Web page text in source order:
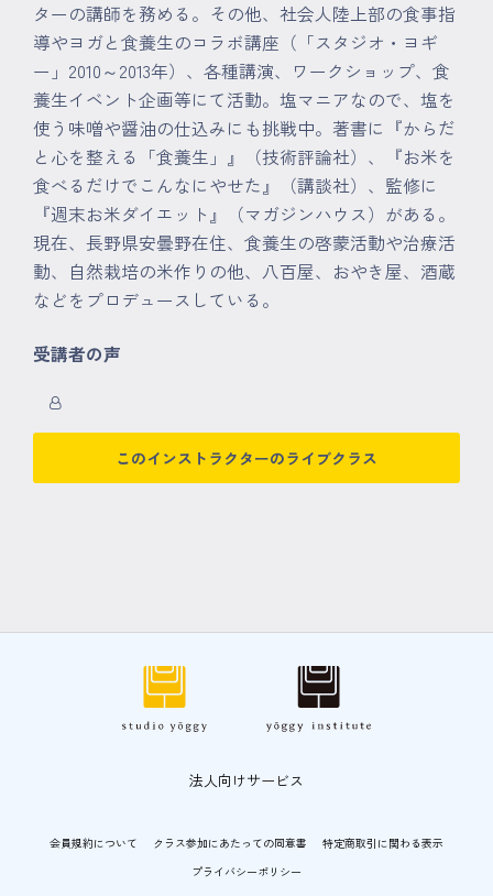
ターの講師を務める。その他、社会人陸上部の食事指
導やヨガと食養生のコラボ講座（「スタジオ・ヨギ
ー」2010～2013年）、各種講演、ワークショップ、食
養生イベント企画等にて活動。塩マニアなので、塩を
使う味噌や醤油の仕込みにも挑戦中。著書に『からだ
と心を整える「食養生」』（技術評論社）、『お米を
食べるだけでこんなにやせた』（講談社）、監修に
『週末お米ダイエット』（マガジンハウス）がある。
現在、長野県安曇野在住、食養生の啓蒙活動や治療活
動、自然栽培の米作りの他、八百屋、おやき屋、酒蔵
などをプロデュースしている。
受講者の声
このインストラクターのライブクラス
法人向けサービス
会員規約について クラス参加にあたっての同意書
特定商取引に関わる表示
プライバシーポリシー